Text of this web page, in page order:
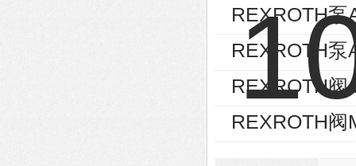
REXROTH
REXROTH泵
REXROTH
REXROTH阀